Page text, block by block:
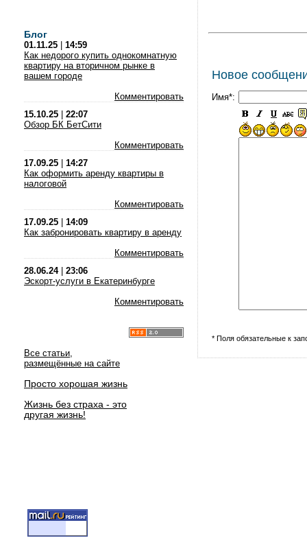
Блог
01.11.25
14:59
Как недорого купить однокомнатную
квартиру на вторичном рынке в
вашем городе
Комментировать
15.10.25
22:07
Обзор БК БетСити
Комментировать
17.09.25
14:27
Как оформить аренду квартиры в
налоговой
Комментировать
17.09.25
14:09
Как забронировать квартиру в аренду
Комментировать
28.06.24| 23:06
Эскорт-услуги в Екатеринбурге
Комментировать
Все статьи,
размещённые на сайте
Просто хорошая жизнь
Жизнь без страха - это
другая жизнь!
Новое
Имя*:
* Поля обязательные к